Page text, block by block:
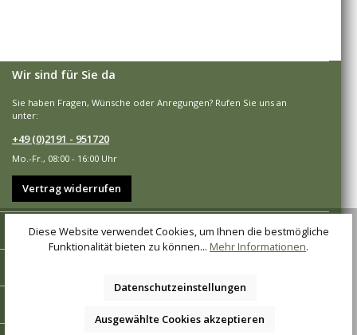
Wir sind für Sie da
Sie haben Fragen, Wünsche oder Anregungen? Rufen Sie uns an
unter:
+49 (0)2191 - 951720
Mo.-Fr., 08:00 - 16:00 Uhr
Vertrag widerrufen
Shop-Service
Diese Website verwendet Cookies, um Ihnen die bestmögliche
Funktionalität bieten zu können... Mehr Informationen.
Datenschutzeinstellungen
Ausgewählte Cookies akzeptieren